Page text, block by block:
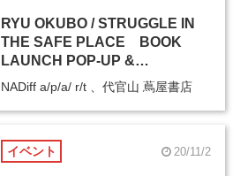
RYU OKUBO / STRUGGLE IN
THE SAFE PLACE BOOK
LAUNCH POP-UP &
EXHIBITION
NADiff a/p/a/ r/t 、代官山 蔦屋書店
イベント 20/11/2